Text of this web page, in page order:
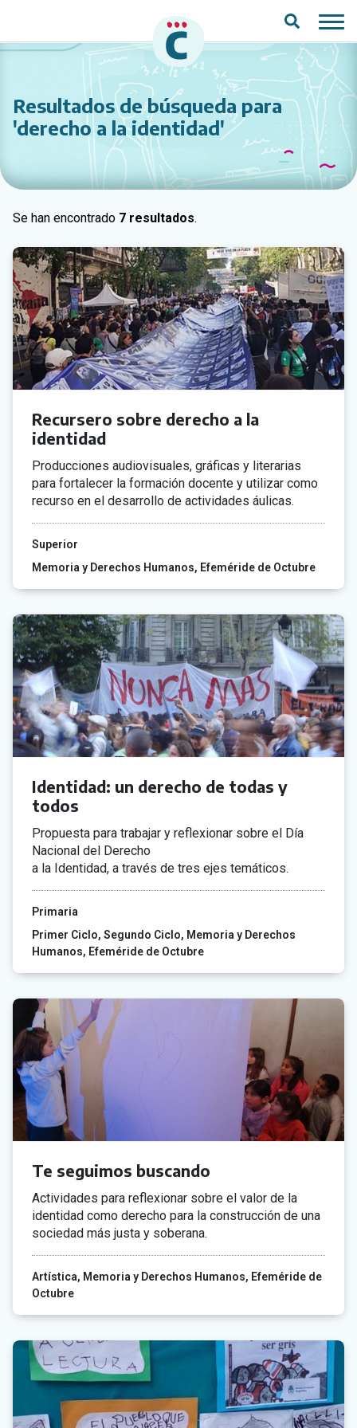
Resultados de búsqueda para
'derecho a la identidad'
Se han encontrado 7 resultados.
Recursero sobre derecho a la
identidad
Producciones audiovisuales, gráficas y literarias
para fortalecer la formación docente y utilizar como
recurso en el desarrollo de actividades áulicas.
Superior
Memoria y Derechos Humanos
Efeméride de Octubre
Identidad: un derecho de todas y
todos
Propuesta para trabajar y reflexionar sobre el Día
Nacional del Derecho
a la Identidad, a través de tres ejes temáticos.
Primaria
Primer Ciclo Segundo Ciclo
Memoria y Derechos
Humanos
Efeméride de Octubre
Te seguimos buscando
Actividades para reflexionar sobre el valor de la
identidad como derecho para la construcción de una
sociedad más justa y soberana.
Artística Memoria y Derechos Humanos
Efeméride de
Octubre